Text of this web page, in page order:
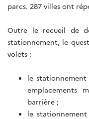
parcs. 287 villes ont
Outre le recueil de
stationnement, le
volets :
le stationnement
emplacements
barrière ;
le